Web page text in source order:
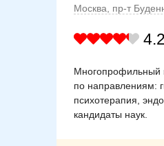
Москва, пр-т
4.2
Многопрофильный
по направлениям:
психотерапия,
кандидаты наук.